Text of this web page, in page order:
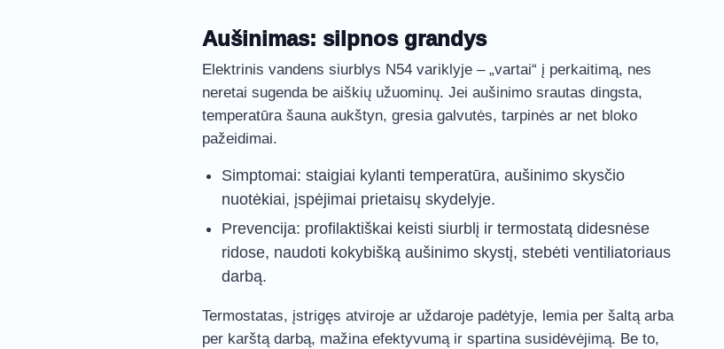
Aušinimas: silpnos grandys
Elektrinis vandens siurblys N54 variklyje – „vartai“ į perkaitimą, nes
neretai sugenda be aiškių užuominų. Jei aušinimo srautas dingsta,
temperatūra šauna aukštyn, gresia galvutės, tarpinės ar net bloko
pažeidimai.
Simptomai: staigiai kylanti temperatūra, aušinimo skysčio
nuotėkiai, įspėjimai prietaisų skydelyje.
Prevencija: profilaktiškai keisti siurblį ir termostatą didesnėse
ridose, naudoti kokybišką aušinimo skystį, stebėti ventiliatoriaus
darbą.
Termostatas, įstrigęs atviroje ar uždaroje padėtyje, lemia per šaltą arba
per karštą darbą, mažina efektyvumą ir spartina susidėvėjimą. Be to,